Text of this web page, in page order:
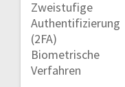
Zweistufige
Authentifizierung
(2FA)
Biometrische
Verfahren